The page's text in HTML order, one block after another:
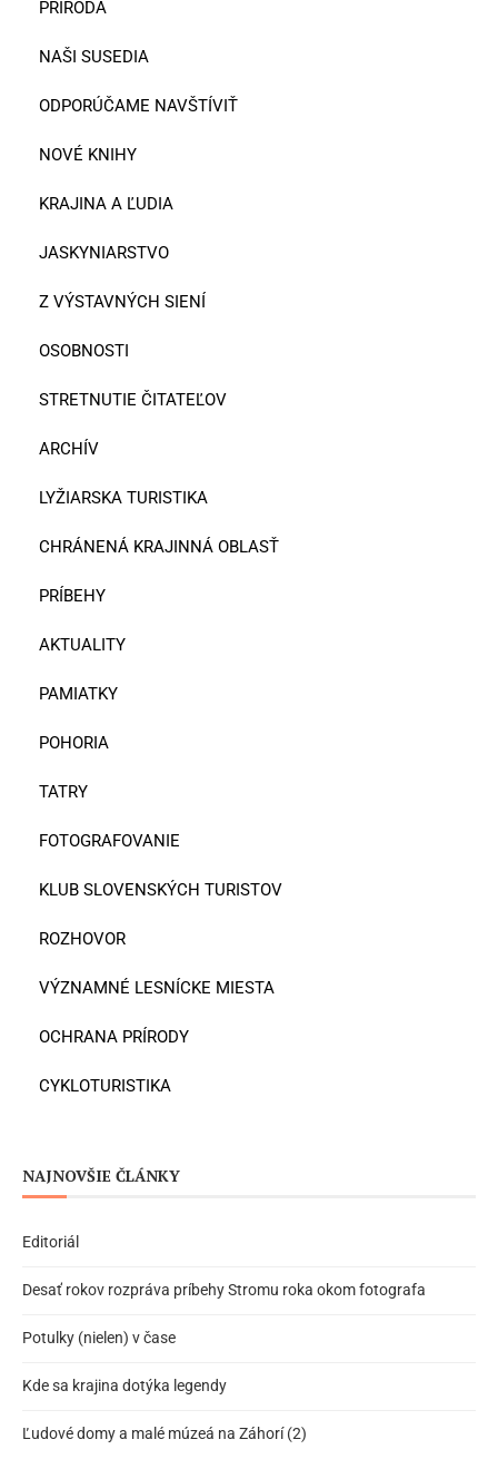
PRÍRODA
NAŠI SUSEDIA
ODPORÚČAME NAVŠTÍVIŤ
NOVÉ KNIHY
KRAJINA A ĽUDIA
JASKYNIARSTVO
Z VÝSTAVNÝCH SIENÍ
OSOBNOSTI
STRETNUTIE ČITATEĽOV
ARCHÍV
LYŽIARSKA TURISTIKA
CHRÁNENÁ KRAJINNÁ OBLASŤ
PRÍBEHY
AKTUALITY
PAMIATKY
POHORIA
TATRY
FOTOGRAFOVANIE
KLUB SLOVENSKÝCH TURISTOV
ROZHOVOR
VÝZNAMNÉ LESNÍCKE MIESTA
OCHRANA PRÍRODY
CYKLOTURISTIKA
NAJNOVŠIE ČLÁNKY
Editoriál
Desať rokov rozpráva príbehy Stromu roka okom fotografa
Potulky (nielen) v čase
Kde sa krajina dotýka legendy
Ľudové domy a malé múzeá na Záhorí (2)